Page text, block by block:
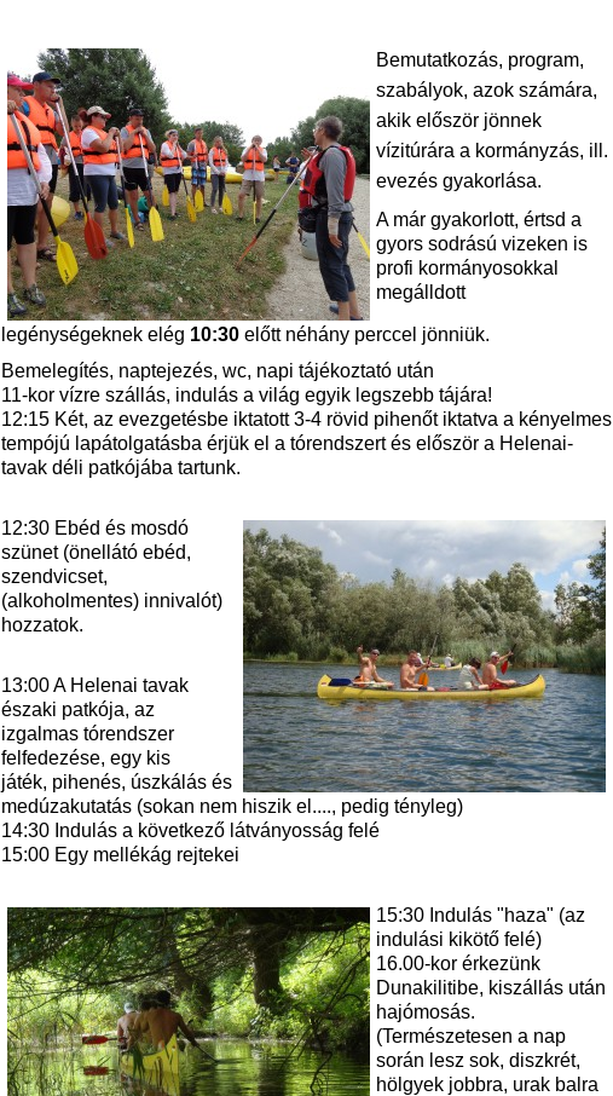
Bemutatkozás, program,
szabályok, azok számára,
akik először jönnek
vízitúrára a kormányzás, ill.
evezés gyakorlása.
A már gyakorlott, értsd a
gyors sodrású vizeken is
profi kormányosokkal
megálldott
legénységeknek elég 10:30 előtt néhány perccel jönniük.
Bemelegítés, naptejezés, wc, napi tájékoztató után
11-kor vízre szállás, indulás a világ egyik legszebb tájára!
12:15 Két, az evezgetésbe iktatott 3-4 rövid pihenőt iktatva a kényelmes
tempójú lapátolgatásba érjük el a tórendszert és először a Helenai-
tavak déli patkójába tartunk.
12:30 Ebéd és mosdó
szünet (önellátó ebéd,
szendvicset,
(alkoholmentes) innivalót)
hozzatok.
13:00 A Helenai tavak
északi patkója, az
izgalmas tórendszer
felfedezése, egy kis
játék, pihenés, úszkálás és
medúzakutatás (sokan nem hiszik el...., pedig tényleg)
14:30 Indulás a következő látványosság felé
15:00 Egy mellékág rejtekei
15:30 Indulás "haza" (az
indulási kikötő felé)
16.00-kor érkezünk
Dunakilitibe, kiszállás után
hajómosás.
(Természetesen a nap
során lesz sok, diszkrét,
hölgyek jobbra, urak balra